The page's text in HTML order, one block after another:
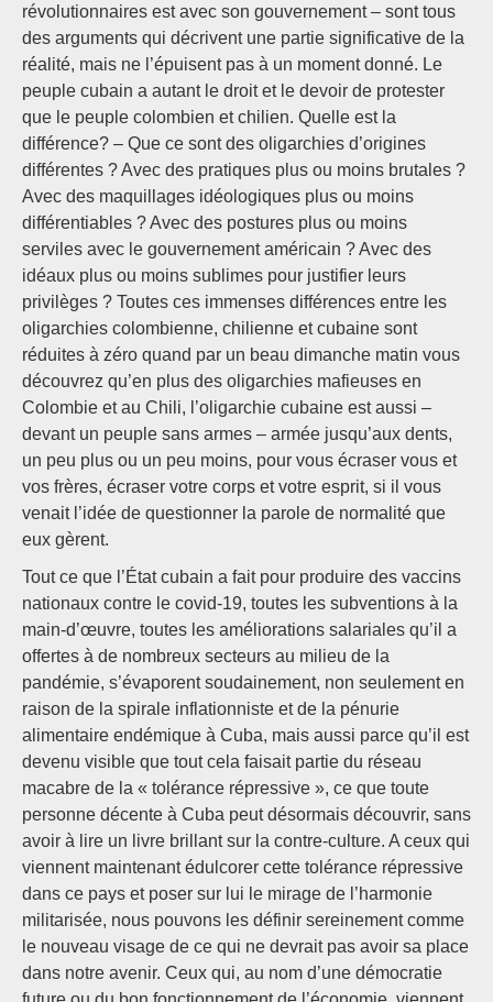
révolutionnaires est avec son gouvernement – sont tous
des arguments qui décrivent une partie significative de la
réalité, mais ne l’épuisent pas à un moment donné. Le
peuple cubain a autant le droit et le devoir de protester
que le peuple colombien et chilien. Quelle est la
différence? – Que ce sont des oligarchies d’origines
différentes ? Avec des pratiques plus ou moins brutales ?
Avec des maquillages idéologiques plus ou moins
différentiables ? Avec des postures plus ou moins
serviles avec le gouvernement américain ? Avec des
idéaux plus ou moins sublimes pour justifier leurs
privilèges ? Toutes ces immenses différences entre les
oligarchies colombienne, chilienne et cubaine sont
réduites à zéro quand par un beau dimanche matin vous
découvrez qu’en plus des oligarchies mafieuses en
Colombie et au Chili, l’oligarchie cubaine est aussi –
devant un peuple sans armes – armée jusqu’aux dents,
un peu plus ou un peu moins, pour vous écraser vous et
vos frères, écraser votre corps et votre esprit, si il vous
venait l’idée de questionner la parole de normalité que
eux gèrent.
Tout ce que l’État cubain a fait pour produire des vaccins
nationaux contre le covid-19, toutes les subventions à la
main-d’œuvre, toutes les améliorations salariales qu’il a
offertes à de nombreux secteurs au milieu de la
pandémie, s’évaporent soudainement, non seulement en
raison de la spirale inflationniste et de la pénurie
alimentaire endémique à Cuba, mais aussi parce qu’il est
devenu visible que tout cela faisait partie du réseau
macabre de la « tolérance répressive », ce que toute
personne décente à Cuba peut désormais découvrir, sans
avoir à lire un livre brillant sur la contre-culture. A ceux qui
viennent maintenant édulcorer cette tolérance répressive
dans ce pays et poser sur lui le mirage de l’harmonie
militarisée, nous pouvons les définir sereinement comme
le nouveau visage de ce qui ne devrait pas avoir sa place
dans notre avenir. Ceux qui, au nom d’une démocratie